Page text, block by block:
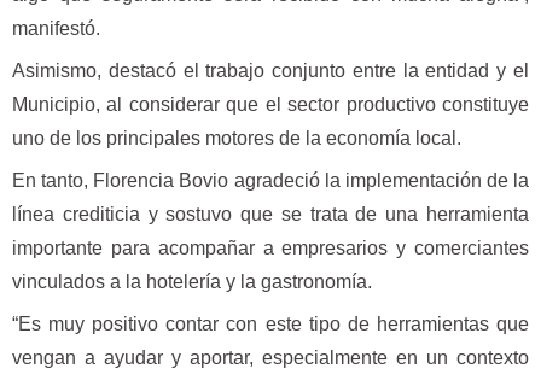
manifestó.
Asimismo, destacó el trabajo conjunto entre la entidad y el
Municipio, al considerar que el sector productivo constituye
uno de los principales motores de la economía local.
En tanto, Florencia Bovio agradeció la implementación de la
línea crediticia y sostuvo que se trata de una herramienta
importante para acompañar a empresarios y comerciantes
vinculados a la hotelería y la gastronomía.
“Es muy positivo contar con este tipo de herramientas que
vengan a ayudar y aportar, especialmente en un contexto